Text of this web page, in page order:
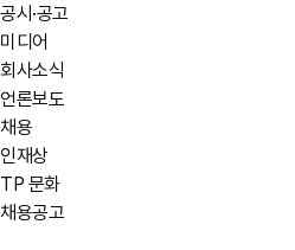
공시·공고
미디어
회사소식
언론보도
채용
인재상
TP 문화
채용공고